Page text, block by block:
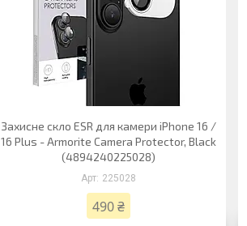
Захисне скло ESR для камери iPhone 16 /
16 Plus - Armorite Camera Protector, Black
(4894240225028)
225028
490 ₴